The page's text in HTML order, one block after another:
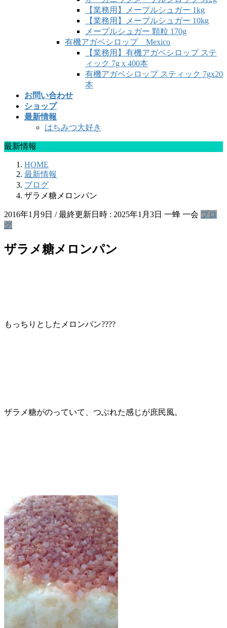
【業務用】メープルシュガー 1kg
【業務用】メープルシュガー 10kg
メープルシュガー 顆粒 170g
有機アガベシロップ Mexico
【業務用】有機アガベシロップ ステ
ィック 7g x 400本
有機アガベシロップ スティック 7gx20
本
お問い合わせ
ショップ
最新情報
はちみつ大好き
最新情報
HOME
最新情報
ブログ
ザラメ糖メロンパン
2016年1月9日 / 最終更新日時 : 2025年1月3日 一蜂 一会 ブロ
グ
ザラメ糖メロンパン
もっちりとしたメロンパン????
ザラメ糖がのっていて、つぶれた感じが庶民風。